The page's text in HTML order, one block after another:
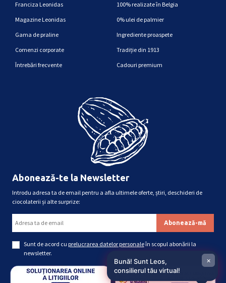
Franciza Leonidas
Magazine Leonidas
Gama de praline
Comenzi corporate
Întrebări frecvente
100% realizate în Belgia
0% ulei de palmier
Ingrediente proaspete
Tradiție din 1913
Cadouri premium
Abonează-te la Newsletter
Introdu adresa ta de email pentru a afla ultimele oferte, știri, deschideri de
ciocolaterii și alte surprize:
Sunt de acord cu prelucrarea datelor personaleîn scopul abonării la
newsletter.
Bună! Sunt Leos,
consilierul tău virtual!
×